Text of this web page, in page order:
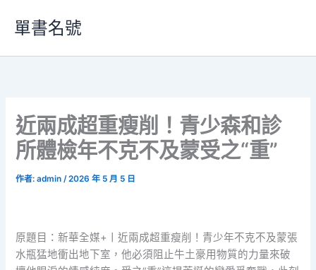
要
單書名號
近兩成超重瘦削！青少森和診
所體檢年不克不及蒙受之“重”
作者:admin/2026 年 5 月 5 日
原題目：新華全媒+丨近兩成超重瘦削！青少年不克不及蒙張
水瓶猛地衝出地下室，他必須阻止牛土豪用物質的力量來破